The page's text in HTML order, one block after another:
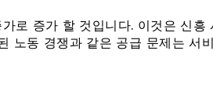
로 증가 할 것입니다. 이것은 신흥
노동 경쟁과 같은 공급 문제는 서